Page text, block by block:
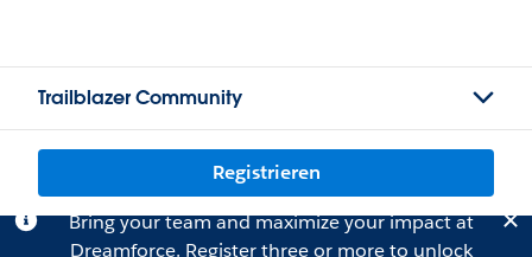
Trailblazer Community
Registrieren
Bring your team and maximize your impact at
Dreamforce. Registerthree or more to unlock